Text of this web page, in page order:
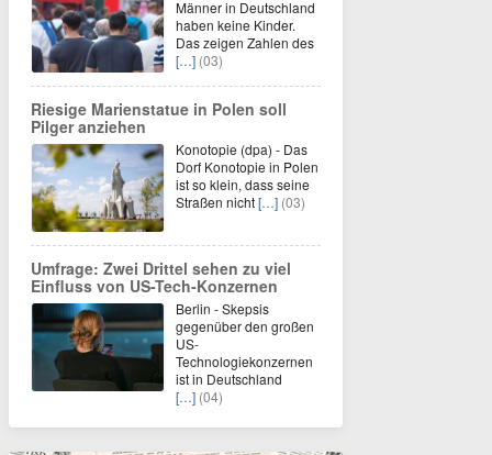
Männer in Deutschland
haben keine Kinder.
Das zeigen Zahlen des
[…] (03)
Riesige Marienstatue in Polen soll
Pilger anziehen
Konotopie (dpa) - Das
Dorf Konotopie in Polen
ist so klein, dass seine
Straßen nicht[…] (03)
Umfrage: Zwei Drittel sehen zu viel
Einfluss von US-Tech-Konzernen
Berlin - Skepsis
gegenüber den großen
US-
Technologiekonzernen
ist in Deutschland
[…] (04)